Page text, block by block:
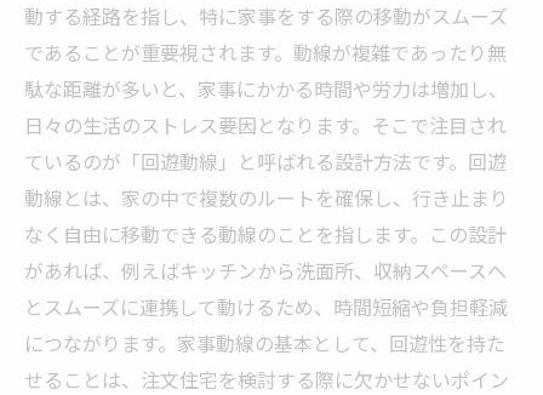
動する経路を指し、特に家事をする際の移動がスムーズ
であることが重要視されます。動線が複雑であったり無
駄な距離が多いと、家事にかかる時間や労力は増加し、
日々の生活のストレス要因となります。そこで注目され
ているのが「回遊動線」と呼ばれる設計方法です。回遊
動線とは、家の中で複数のルートを確保し、行き止まり
なく自由に移動できる動線のことを指します。この設計
があれば、例えばキッチンから洗面所、収納スペースへ
とスムーズに連携して動けるため、時間短縮や負担軽減
につながります。家事動線の基本として、回遊性を持た
せることは、注文住宅を検討する際に欠かせないポイン